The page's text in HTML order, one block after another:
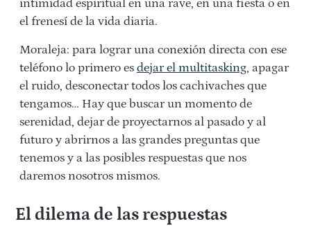
intimidad espiritual en una rave, en una fiesta o en
el frenesí de la vida diaria.
Moraleja: para lograr una conexión directa con ese
teléfono lo primero es dejar el multitasking, apagar
el ruido, desconectar todos los cachivaches que
tengamos… Hay que buscar un momento de
serenidad, dejar de proyectarnos al pasado y al
futuro y abrirnos a las grandes preguntas que
tenemos y a las posibles respuestas que nos
daremos nosotros mismos.
El dilema de las respuestas